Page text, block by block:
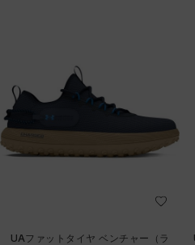
UAファットタイヤ ベンチャー（ラ